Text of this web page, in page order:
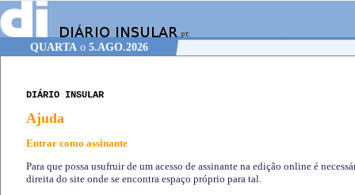
QUARTA o 5.AGO.2026
DIÁRIO INSULAR
Ajuda
Entrar como assinante
Para que possa usufruir de um acesso de assinante na edição online é
direita do site onde se encontra espaço próprio para tal.